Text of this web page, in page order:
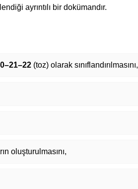
ayrıntılı bir dokümandır.
(toz) olarak sınıflandırılmasını,
oluşturulmasını,